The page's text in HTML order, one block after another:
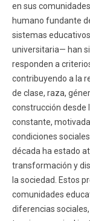
en sus
humano fundante
sistemas
universitaria— han
responden a
contribuyendo a la
de clase, raza,
construcción desde
constante,
condiciones
década ha estado
transformación y
la sociedad. Estos
comunidades
diferencias